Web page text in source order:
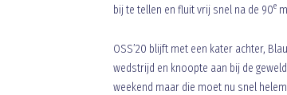
bij te tellen en fluit vrij snel na de 90e
OSS’20 blijft met een kater achter,
wedstrijd en knoopte aan bij de
weekend maar die moet nu snel